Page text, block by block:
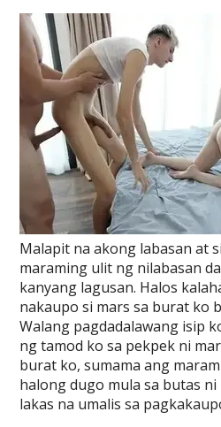
Malapit na akong labasan at
maraming ulit ng nilabasan
kanyang lagusan. Halos
nakaupo si mars sa burat ko
Walang pagdadalawang isip
ng tamod ko sa pekpek ni
burat ko, sumama ang
halong dugo mula sa butas ni
lakas na umalis sa